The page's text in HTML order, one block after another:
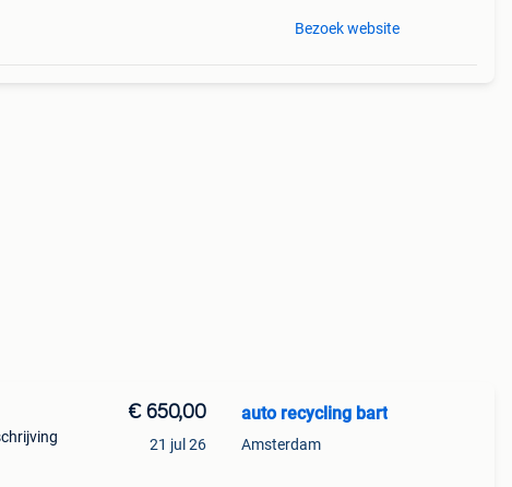
Bezoek website
€ 650,00
21 jul 26
auto recycling bart
Amsterdam